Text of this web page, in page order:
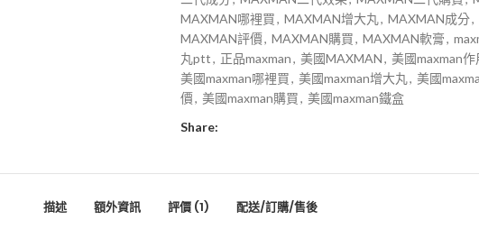
MAXMAN哪裡買, MAXMAN增大丸, MAXMAN成分,
MAXMAN評價, MAXMAN購買, MAXMAN軟膏,
丸ptt, 正品maxman, 美國MAXMAN, 美國maxman作
美國maxman哪裡買, 美國maxman增大丸, 美國
價, 美國maxman購買, 美國maxman鐵盒
Share:
描述 額外資訊 評價 (1) 配送/訂購/售後